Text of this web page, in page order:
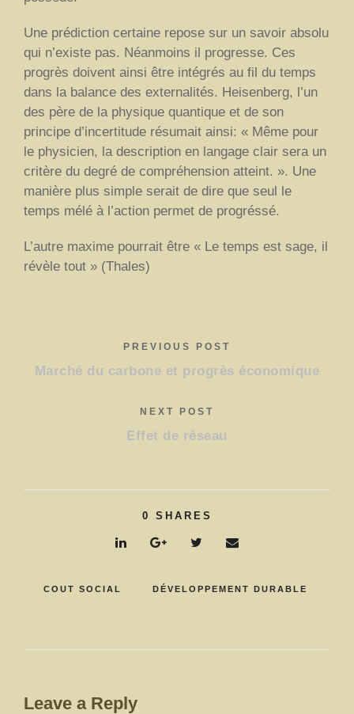
Une prédiction certaine repose sur un savoir absolu
qui n’existe pas. Néanmoins il progresse. Ces
progrès doivent ainsi être intégrés au fil du temps
dans la balance des externalités. Heisenberg, l’un
des père de la physique quantique et de son
principe d’incertitude résumait ainsi: « Même pour
le physicien, la description en langage clair sera un
critère du degré de compréhension atteint. ». Une
manière plus simple serait de dire que seul le
temps mélé à l’action permet de progréssé.
L’autre maxime pourrait être « Le temps est sage, il
révèle tout » (Thales)
PREVIOUS POST
Marché du carbone et progrès économique
NEXT POST
Effet de réseau
0 SHARES
COUT SOCIAL DÉVELOPPEMENT DURABLE
Leave a Reply